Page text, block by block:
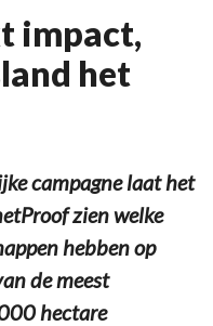
impact,
het
campagne laat het
zien welke
hebben op
de meest
hectare